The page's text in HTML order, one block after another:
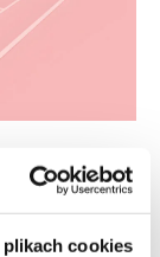
plikach cookies